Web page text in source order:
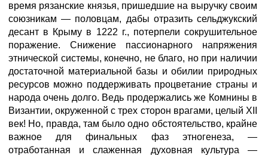
время рязанские князья, пришедшие на выручку своим
союзникам — половцам, дабы отразить сельджукский
десант в Крыму в 1222 г., потерпели сокрушительное
поражение. Снижение пассионарного напряжения
этнической системы, конечно, не благо, но при наличии
достаточной материальной базы и обилии природных
ресурсов можно поддерживать процветание страны и
народа очень долго. Ведь продержались же Комнины в
Византии, окруженной с трех сторон врагами, целый XII
век! Но, правда, там было одно обстоятельство, крайне
важное для финальных фаз этногенеза, —
отработанная и слаженная духовная культура —